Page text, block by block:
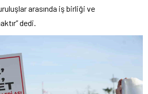
arasında iş birliği ve
dedi.